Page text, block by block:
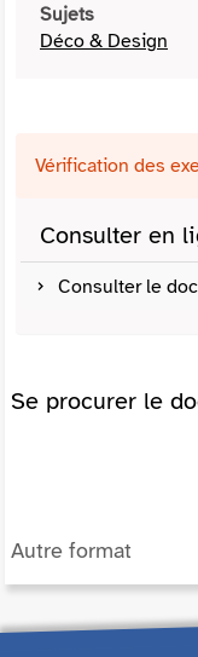
Sujets
Déco & Design
Vérification des
Consulter en
Consulter le
Se procurer le
Autre format